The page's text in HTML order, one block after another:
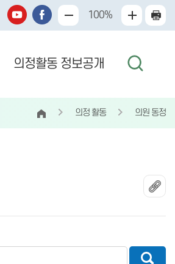
100%
의정활동 정보공개
의정 활동 의원 동정